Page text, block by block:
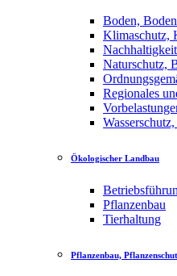
Boden,
Klimaschutz,
Nachhaltigkeit
Naturschutz,
Regionales
Ökologischer Landbau
Pflanzenbau
Tierhaltung
Pflanzenbau,